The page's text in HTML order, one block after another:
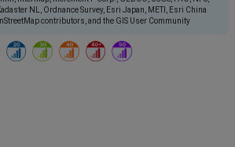
NL, Ordnance Survey, Esri Japan, METI, Esri China
contributors, and the GIS User Community